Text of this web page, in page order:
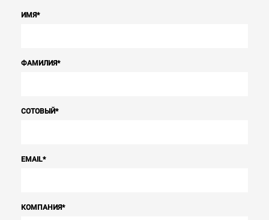
ИМЯ*
ФАМИЛИЯ*
СОТОВЫЙ*
EMAIL*
КОМПАНИЯ*